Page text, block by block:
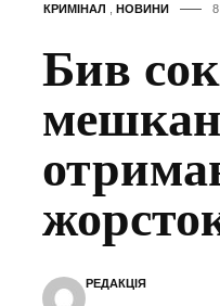
КРИМІНАЛ НОВИНИ
Бив
РЕДАКЦІЯ